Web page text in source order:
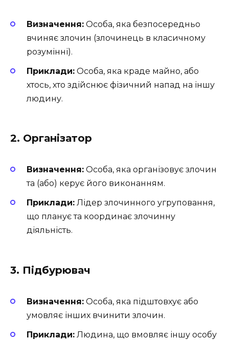
Визначення: Особа, яка безпосередньо
вчиняє злочин (злочинець в класичному
розумінні).
Приклади: Особа, яка краде майно, або
хтось, хто здійснює фізичний напад на іншу
людину.
2. Організатор
Визначення: Особа, яка організовує злочин
та (або) керує його виконанням.
Приклади: Лідер злочинного угруповання,
що планує та координає злочинну
діяльність.
3. Підбурювач
Визначення: Особа, яка підштовхує або
умовляє інших вчинити злочин.
Приклади: Людина, що вмовляє іншу особу